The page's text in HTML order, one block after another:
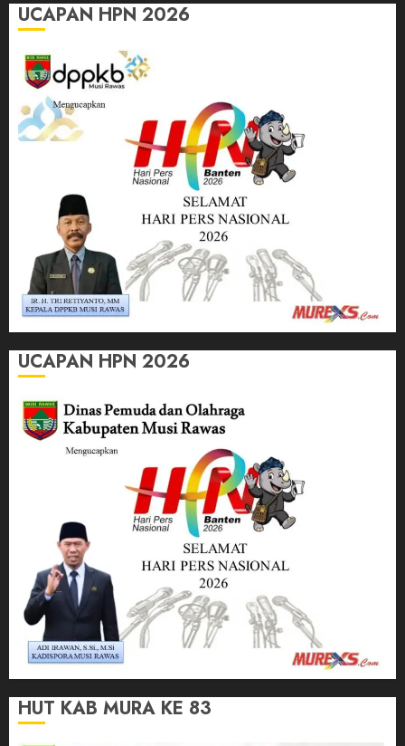
UCAPAN HPN 2026
UCAPAN HPN 2026
HUT KAB MURA KE 83